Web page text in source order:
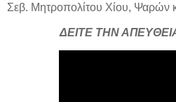
Σεβ. Μητροπολίτου Χίου, Ψαρών
ΔΕΙΤΕ ΤΗΝ